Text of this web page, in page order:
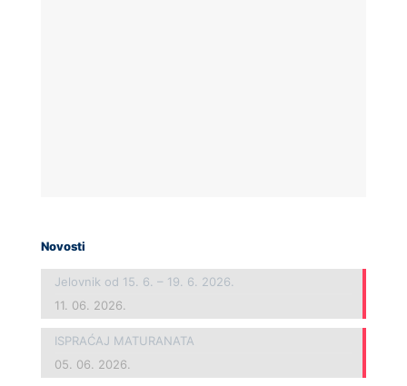
Novosti
Jelovnik od 15. 6. – 19. 6. 2026.
11. 06. 2026.
ISPRAĆAJ MATURANATA
05. 06. 2026.